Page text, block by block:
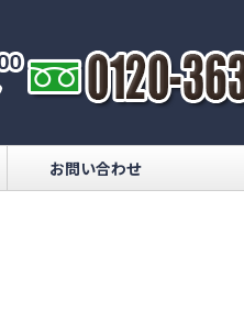
お問い合わせ